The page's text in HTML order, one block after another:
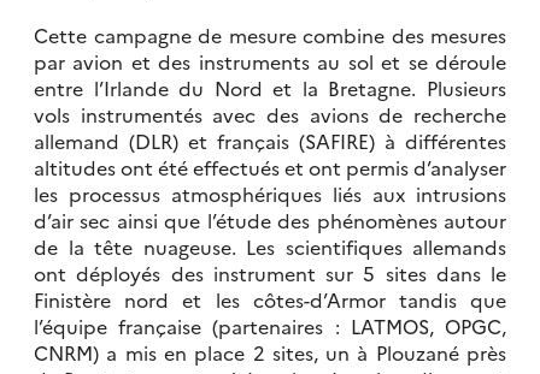
Cette campagne de mesure combine des mesures
par avion et des instruments au sol et se déroule
entre l’Irlande du Nord et la Bretagne. Plusieurs
vols instrumentés avec des avions de recherche
allemand (DLR) et français (SAFIRE) à différentes
altitudes ont été effectués et ont permis d’analyser
les processus atmosphériques liés aux intrusions
d’air sec ainsi que l’étude des phénomènes autour
de la tête nuageuse. Les scientifiques allemands
ont déployés des instrument sur 5 sites dans le
Finistère nord et les côtes-d’Armor tandis que
l’équipe française (partenaires : LATMOS, OPGC,
CNRM) a mis en place 2 sites, un à Plouzané près